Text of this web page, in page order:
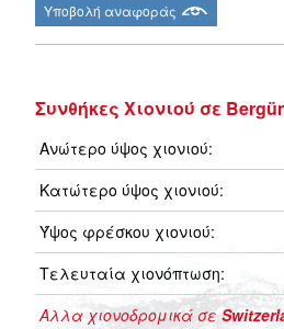
Υποβολή αναφοράς
Συνθήκες Χιονιού σε
Ανώτερο ύψος χιονιού:
Κατώτερο ύψος χιονιού:
Ύψος φρέσκου χιονιού:
Τελευταία χιονόπτωση:
Αλλα χιονοδρομικά σε